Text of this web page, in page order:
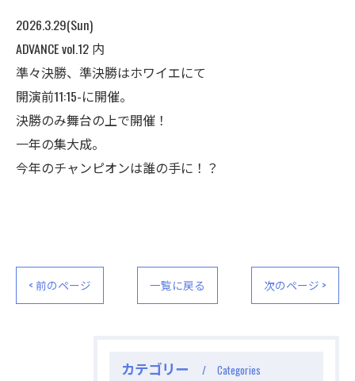
2026.3.29(Sun)
ADVANCE vol.12 内
準々決勝、準決勝はホワイエにて
開演前11:15-に開催。
決勝のみ舞台の上で開催！
一年の集大成。
今年のチャンピオンは誰の手に！？
< 前のページ 一覧に戻る 次のページ >
カテゴリー Categories